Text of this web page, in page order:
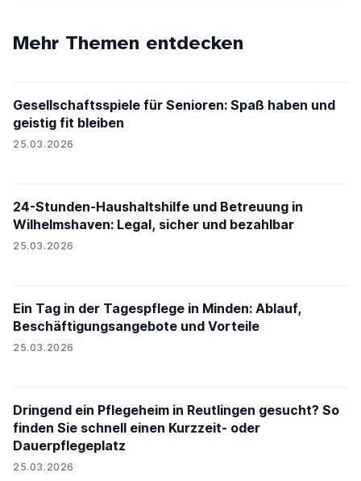
Mehr Themen entdecken
Gesellschaftsspiele für Senioren: Spaß haben und
geistig fit bleiben
25.03.2026
24-Stunden-Haushaltshilfe und Betreuung in
Wilhelmshaven: Legal, sicher und bezahlbar
25.03.2026
Ein Tag in der Tagespflege in Minden: Ablauf,
Beschäftigungsangebote und Vorteile
25.03.2026
Dringend ein Pflegeheim in Reutlingen gesucht? So
finden Sie schnell einen Kurzzeit- oder
Dauerpflegeplatz
25.03.2026